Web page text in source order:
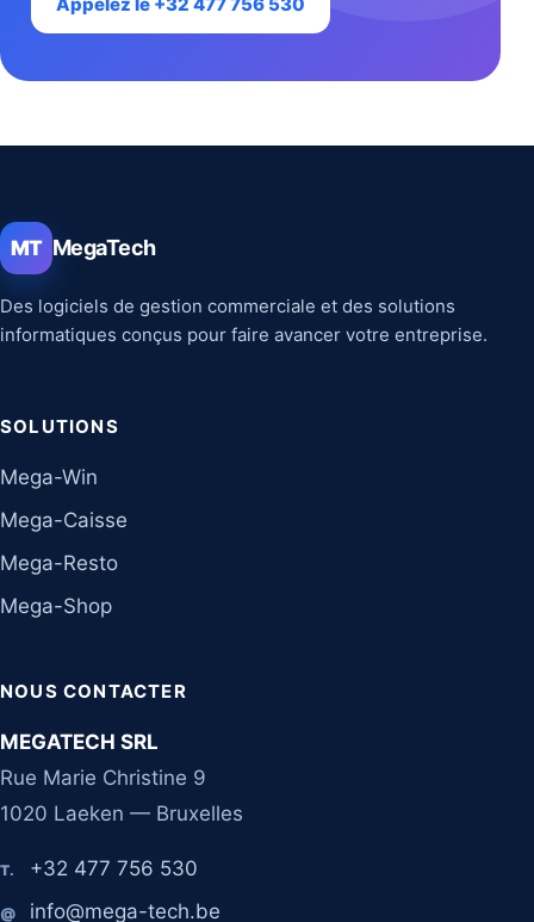
MT MegaTech
Des logiciels de gestion commerciale et des solutions
informatiques conçus pour faire avancer votre entreprise.
SOLUTIONS
Mega-Win
Mega-Caisse
Mega-Resto
Mega-Shop
NOUS CONTACTER
MEGATECH SRL
Rue Marie Christine 9
1020 Laeken — Bruxelles
T. +32 477 756 530
@ info@mega-tech.be